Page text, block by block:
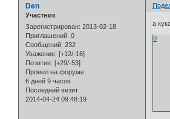
Den
Участник
Зарегистрирован: 2013-02-18
Приглашений: 0
Сообщений: 232
Уважение: [+12/-16]
Позитив: [+29/-53]
Провел на форуме:
6 дней 9 часов
Последний визит:
2014-04-24 09:48:19
а
0